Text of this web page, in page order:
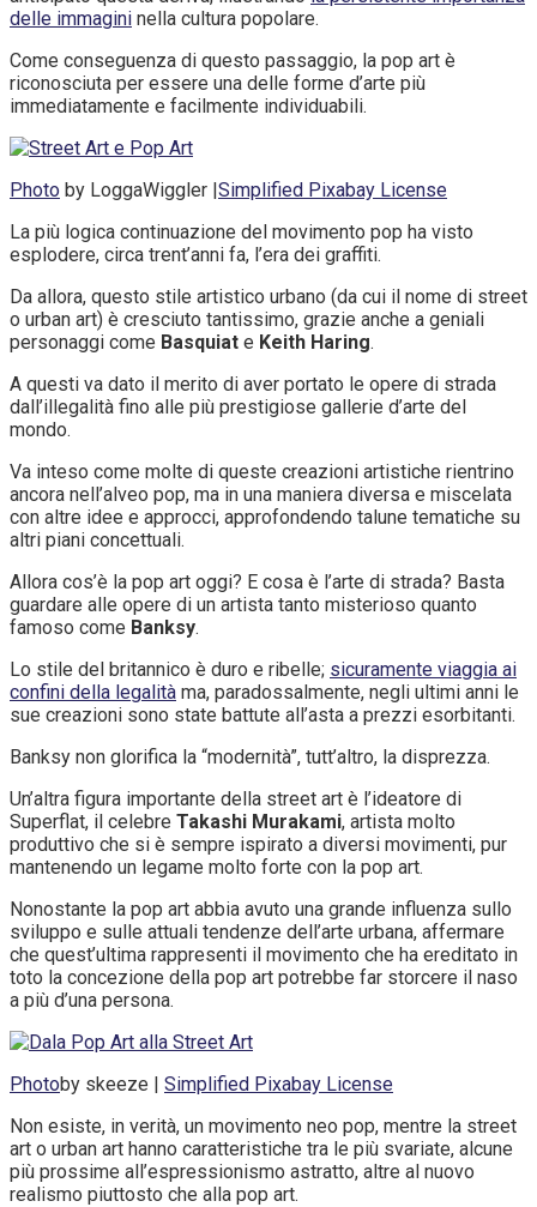
delle immagini nella cultura popolare.
Come conseguenza di questo passaggio, la pop art è
riconosciuta per essere una delle forme d’arte più
immediatamente e facilmente individuabili.
Photo by LoggaWiggler |Simplified Pixabay License
La più logica continuazione del movimento pop ha visto
esplodere, circa trent’anni fa, l’era dei graffiti.
Da allora, questo stile artistico urbano (da cui il nome di street
o urban art) è cresciuto tantissimo, grazie anche a geniali
personaggi come Basquiat e Keith Haring.
A questi va dato il merito di aver portato le opere di strada
dall’illegalità fino alle più prestigiose gallerie d’arte del
mondo.
Va inteso come molte di queste creazioni artistiche rientrino
ancora nell’alveo pop, ma in una maniera diversa e miscelata
con altre idee e approcci, approfondendo talune tematiche su
altri piani concettuali.
Allora cos’è la pop art oggi? E cosa è l’arte di strada? Basta
guardare alle opere di un artista tanto misterioso quanto
famoso come Banksy.
Lo stile del britannico è duro e ribelle; sicuramente viaggia ai
confini della legalità ma, paradossalmente, negli ultimi anni le
sue creazioni sono state battute all’asta a prezzi esorbitanti.
Banksy non glorifica la “modernità”, tutt’altro, la disprezza.
Un’altra figura importante della street art è l’ideatore di
Superflat, il celebre Takashi Murakami, artista molto
produttivo che si è sempre ispirato a diversi movimenti, pur
mantenendo un legame molto forte con la pop art.
Nonostante la pop art abbia avuto una grande influenza sullo
sviluppo e sulle attuali tendenze dell’arte urbana, affermare
che quest’ultima rappresenti il movimento che ha ereditato in
toto la concezione della pop art potrebbe far storcere il naso
a più d’una persona.
Photoby skeeze | Simplified Pixabay License
Non esiste, in verità, un movimento neo pop, mentre la street
art o urban art hanno caratteristiche tra le più svariate, alcune
più prossime all’espressionismo astratto, altre al nuovo
realismo piuttosto che alla pop art.